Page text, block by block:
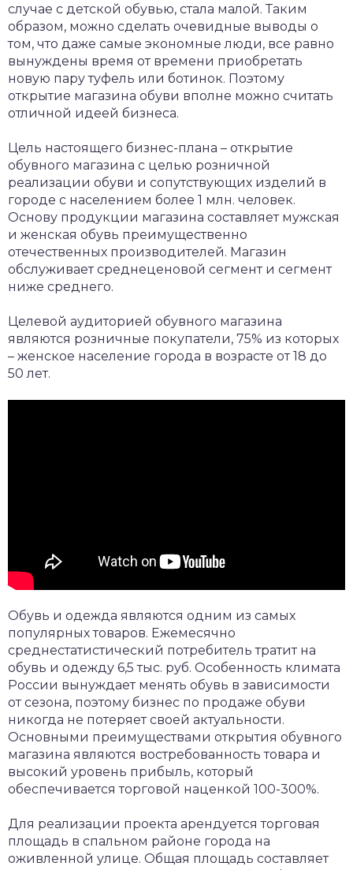
случае с детской обувью, стала малой. Таким
образом, можно сделать очевидные выводы о
том, что даже самые экономные люди, все равно
вынуждены время от времени приобретать
новую пару туфель или ботинок. Поэтому
открытие магазина обуви вполне можно считать
отличной идеей бизнеса.
Цель настоящего бизнес-плана – открытие
обувного магазина с целью розничной
реализации обуви и сопутствующих изделий в
городе с населением более 1 млн. человек.
Основу продукции магазина составляет мужская
и женская обувь преимущественно
отечественных производителей. Магазин
обслуживает среднеценовой сегмент и сегмент
ниже среднего.
Целевой аудиторией обувного магазина
являются розничные покупатели, 75% из которых
– женское население города в возрасте от 18 до
50 лет.
Обувь и одежда являются одним из самых
популярных товаров. Ежемесячно
среднестатистический потребитель тратит на
обувь и одежду 6,5 тыс. руб. Особенность климата
России вынуждает менять обувь в зависимости
от сезона, поэтому бизнес по продаже обуви
никогда не потеряет своей актуальности.
Основными преимуществами открытия обувного
магазина являются востребованность товара и
высокий уровень прибыль, который
обеспечивается торговой наценкой 100-300%.
Для реализации проекта арендуется торговая
площадь в спальном районе города на
оживленной улице. Общая площадь составляет